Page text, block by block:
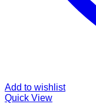
Add to wishlist
Quick View